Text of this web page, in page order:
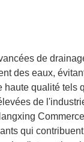
de
des eaux,
qualité tels
de
qui